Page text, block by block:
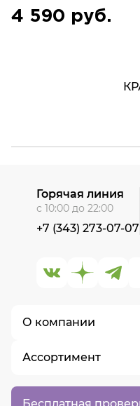
4 590 руб.
Бесплатная
О компании
О нас
Контакты
Ассортимент
Горячая линия
с 10:00 до 22:00
+7 (343) 273-07-07